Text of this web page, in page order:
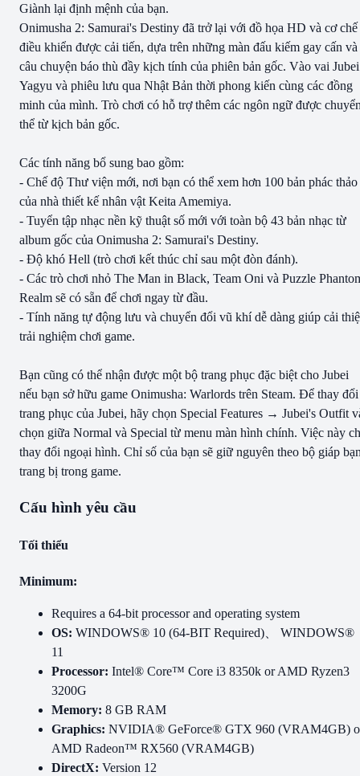
Giành lại định mệnh của bạn.
Onimusha 2: Samurai's Destiny đã trở lại với đồ họa HD và cơ chế
điều khiển được cải tiến, dựa trên những màn đấu kiếm gay cấn và
câu chuyện báo thù đầy kịch tính của phiên bản gốc. Vào vai Jubei
Yagyu và phiêu lưu qua Nhật Bản thời phong kiến cùng các đồng
minh của mình. Trò chơi có hỗ trợ thêm các ngôn ngữ được
thể từ kịch bản gốc.
Các tính năng bổ sung bao gồm:
- Chế độ Thư viện mới, nơi bạn có thể xem hơn 100 bản phác thảo
của nhà thiết kế nhân vật Keita Amemiya.
- Tuyển tập nhạc nền kỹ thuật số mới với toàn bộ 43 bản nhạc từ
album gốc của Onimusha 2: Samurai's Destiny.
- Độ khó Hell (trò chơi kết thúc chỉ sau một đòn đánh).
- Các trò chơi nhỏ The Man in Black, Team Oni và Puzzle
Realm sẽ có sẵn để chơi ngay từ đầu.
- Tính năng tự động lưu và chuyển đổi vũ khí dễ dàng giúp cải
trải nghiệm chơi game.
Bạn cũng có thể nhận được một bộ trang phục đặc biệt cho Jubei
nếu bạn sở hữu game Onimusha: Warlords trên Steam. Để thay đổi
trang phục của Jubei, hãy chọn Special Features → Jubei's Outfit
chọn giữa Normal và Special từ menu màn hình chính. Việc này
thay đổi ngoại hình. Chỉ số của bạn sẽ giữ nguyên theo bộ giáp
trang bị trong game.
Cấu hình yêu cầu
Tối thiểu
Minimum:
Requires a 64-bit processor and operating system
OS: WINDOWS® 10 (64-BIT Required)、 WINDOWS®
11
Processor: Intel® Core™ Core i3 8350k or AMD Ryzen3
3200G
Memory: 8 GB RAM
Graphics: NVIDIA® GeForce® GTX 960 (VRAM4GB)
AMD Radeon™ RX560 (VRAM4GB)
DirectX: Version 12